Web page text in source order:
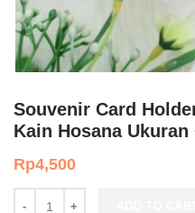
Souvenir Card
Kain Hosana Ukuran
Rp4,500